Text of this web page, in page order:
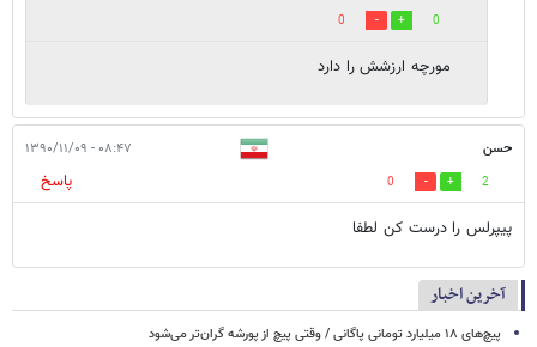
0
0
مورچه ارزشش را دارد
حسن ۰۸:۴۷ - ۱۳۹۰/۱۱/۰۹
2
0
پاسخ
پیپرلس را درست کن لطفا
آخرین اخبار
پیچ‌های ۱۸ میلیارد تومانی پاگانی / وقتی پیچ از پورشه گران‌تر می‌شود